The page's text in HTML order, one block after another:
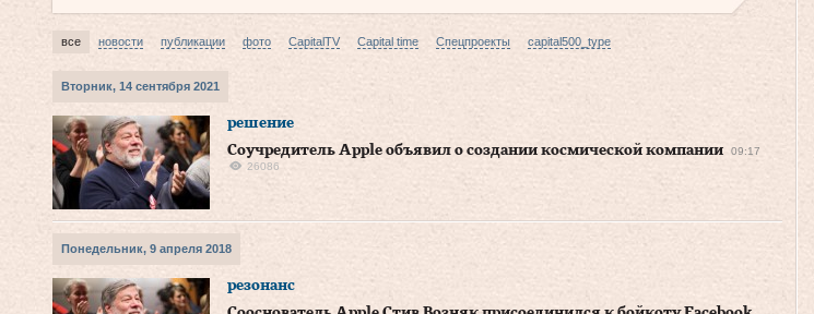
все новости публикации фото CapitalTV Capital time Спецпроекты capital500_type
Вторник, 14 сентября 2021
решение
Соучредитель Apple объявил о создании космической компании
09:17
26086
Понедельник, 9 апреля 2018
резонанс